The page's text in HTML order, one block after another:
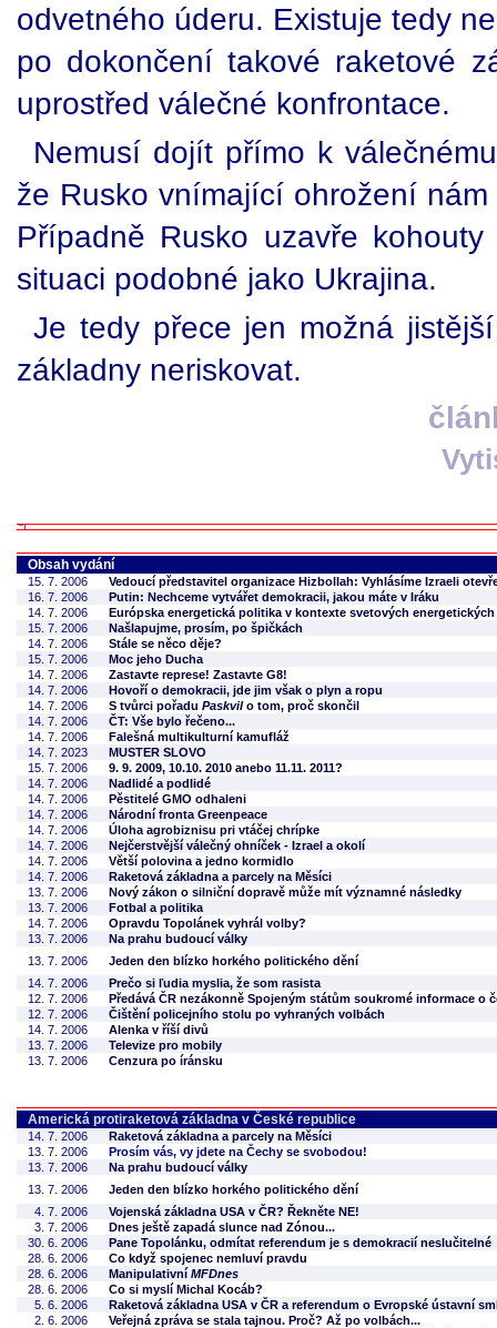
odvetného úderu. Existuje tedy
po dokončení takové raketové
uprostřed válečné konfrontace.
Nemusí dojít přímo k
že Rusko vnímající ohrožení
Případně Rusko uzavře
situaci podobné jako Ukrajina.
Je tedy přece jen možná
základny neriskovat.
Obsah vydání
15. 7. 2006
Vedoucí představitel organizace Hizbollah: Vyhlásíme Izraeli
16. 7. 2006
Putin: Nechceme vytvářet demokracii, jakou máte v Iráku
14. 7. 2006
Európska energetická politika v kontexte svetových
15. 7. 2006
Našlapujme, prosím, po špičkách
14. 7. 2006
Stále se něco děje?
15. 7. 2006
Moc jeho Ducha
14. 7. 2006
Zastavte represe! Zastavte G8!
14. 7. 2006
Hovoří o demokracii, jde jim však o plyn a ropu
14. 7. 2006
S tvůrci pořadu Paskvilo tom, proč skončil
14. 7. 2006
ČT: Vše bylo řečeno...
14. 7. 2006
Falešná multikulturní kamufláž
14. 7. 2023
MUSTER SLOVO
15. 7. 2006
9. 9. 2009, 10.10. 2010 anebo 11.11. 2011?
14. 7. 2006
Nadlidé a podlidé
14. 7. 2006
Pěstitelé GMO odhaleni
14. 7. 2006
Národní fronta Greenpeace
14. 7. 2006
Úloha agrobiznisu pri vtáčej chrípke
14. 7. 2006
Nejčerstvější válečný ohníček - Izrael a okolí
14. 7. 2006
Větší polovina a jedno kormidlo
14. 7. 2006
Raketová základna a parcely na Měsíci
13. 7. 2006
Nový zákon o silniční dopravě může mít významné následky
13. 7. 2006
Fotbal a politika
14. 7. 2006
Opravdu Topolánek vyhrál volby?
13. 7. 2006
Na prahu budoucí války
13. 7. 2006
Jeden den blízko horkého politického dění
14. 7. 2006
Prečo si ľudia myslia, že som rasista
12. 7. 2006
Předává ČR nezákonně Spojeným státům soukromé informace o
12. 7. 2006
Čištění policejního stolu po vyhraných volbách
14. 7. 2006
Alenka v říší divů
13. 7. 2006
Televize pro mobily
13. 7. 2006
Cenzura po íránsku
Americká protiraketová základna v České republice
14. 7. 2006
Raketová základna a parcely na Měsíci
13. 7. 2006
Prosím vás, vy jdete na Čechy se svobodou!
13. 7. 2006
Na prahu budoucí války
13. 7. 2006
Jeden den blízko horkého politického dění
4. 7. 2006
Vojenská základna USA v ČR? Řekněte NE!
3. 7. 2006
Dnes ještě zapadá slunce nad Zónou...
30. 6. 2006
Pane Topolánku, odmítat referendum je s demokracií neslučitelné
28. 6. 2006
Co když spojenec nemluví pravdu
28. 6. 2006
Manipulativní MFDnes
28. 6. 2006
Co si myslí Michal Kocáb?
5. 6. 2006
Raketová základna USA v ČR a referendum o Evropské ústavní
2. 6. 2006
Veřejná zpráva se stala tajnou. Proč? Až po volbách...